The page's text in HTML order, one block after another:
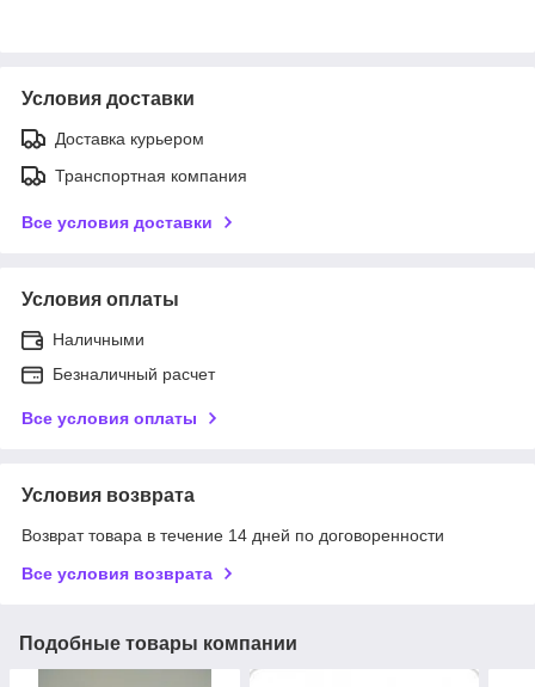
Условия доставки
Доставка курьером
Транспортная компания
Все условия доставки
Условия оплаты
Наличными
Безналичный расчет
Все условия оплаты
Условия возврата
Возврат товара в течение 14 дней по договоренности
Все условия возврата
Подобные товары компании